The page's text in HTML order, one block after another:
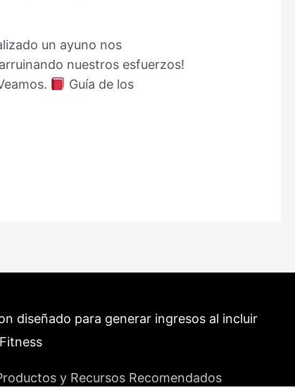
un ayuno nos
nuestros esfuerzos!
Guía de los
diseñado para generar ingresos al incluir
y Recursos Recomendados